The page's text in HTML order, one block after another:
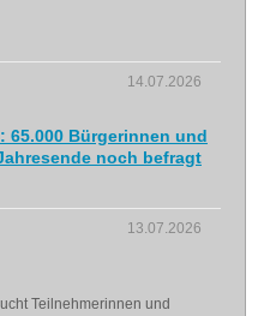
14.07.2026
65.000 Bürgerinnen und
noch befragt
13.07.2026
Teilnehmerinnen und